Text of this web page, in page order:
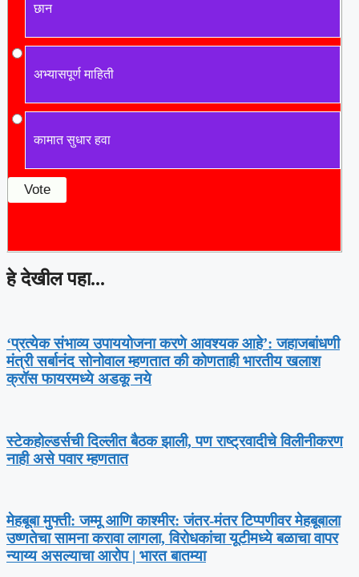
छान
अभ्यासपूर्ण माहिती
कामात सुधार हवा
हे देखील पहा...
‘प्रत्येक संभाव्य उपाययोजना करणे आवश्यक आहे’: जहाजबांधणी
मंत्री सर्बानंद सोनोवाल म्हणतात की कोणताही भारतीय खलाश
क्रॉस फायरमध्ये अडकू नये
स्टेकहोल्डर्सची दिल्लीत बैठक झाली, पण राष्ट्रवादीचे विलीनीकरण
नाही असे पवार म्हणतात
मेहबूबा मुफ्ती: जम्मू आणि काश्मीर: जंतर-मंतर टिप्पणीवर मेहबूबाला
उष्णतेचा सामना करावा लागला, विरोधकांचा यूटीमध्ये बळाचा वापर
न्याय्य असल्याचा आरोप | भारत बातम्या